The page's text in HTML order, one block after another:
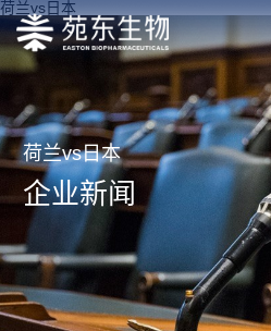
荷兰vs日本
荷兰vs日本
企业新闻